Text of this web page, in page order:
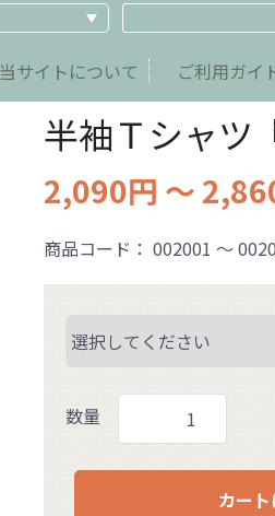
当サイトについて ご利用ガイ
半袖Ｔシャツ
2,090円 ～
商品コード： 002001 ～
数量
カー